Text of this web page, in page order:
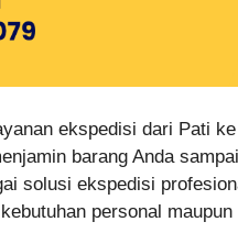
ekspedisi dari Pati
barang Anda
solusi ekspedisi
personal